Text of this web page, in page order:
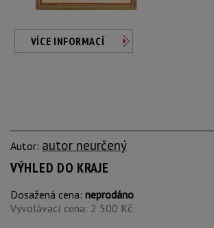
VÍCE INFORMACÍ
Autor: autor neurčený
VÝHLED DO KRAJE
Dosažená cena: neprodáno
Vyvolávací cena: 2 500 Kč